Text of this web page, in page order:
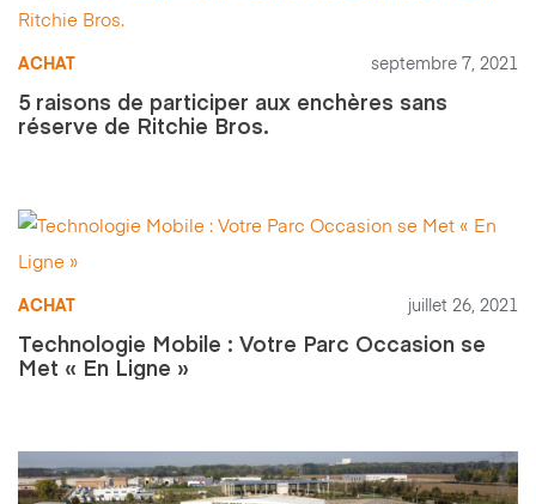
ACHAT septembre 7, 2021
5 raisons de participer aux enchères sans
réserve de Ritchie Bros.
ACHAT juillet 26, 2021
Technologie Mobile : Votre Parc Occasion se
Met « En Ligne »